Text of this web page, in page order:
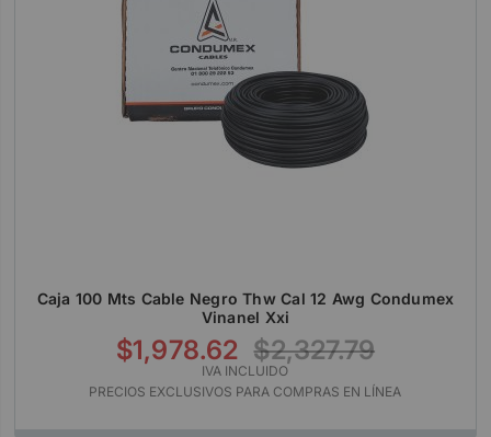
Caja 100 Mts Cable Negro Thw Cal 12 Awg Condumex
Vinanel Xxi
$1,978.62 $2,327.79
IVA INCLUIDO
PRECIOS EXCLUSIVOS PARA COMPRAS EN LÍNEA